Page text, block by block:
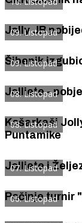
09. Listopad
Jolly JB
09. Listopad
Šibenik
08. ListopadJolliete
08. Listopad
Košarkaši Jolly
Puntamike
07. Listopad
Jolliete i
06. Listopad
Počinje turnir